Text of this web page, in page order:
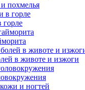
похмелья
горле
в животе и изжоги